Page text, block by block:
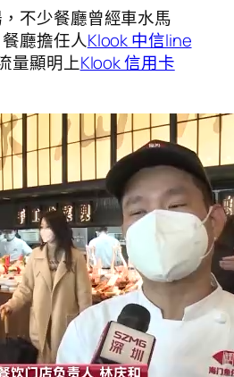
不少餐廳曾經車水馬
廳擔任人Klook 中信line
量顯明上Klook 信用卡